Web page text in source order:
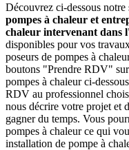
Découvrez ci-dessous notre
pompes à chaleur et
chaleur intervenant dans
disponibles pour vos
poseurs de pompes à
boutons "Prendre RDV"
pompes à chaleur ci-
RDV au professionnel
nous décrire votre projet et
gagner du temps. Vous
pompes à chaleur ce qui
installation de pompe à